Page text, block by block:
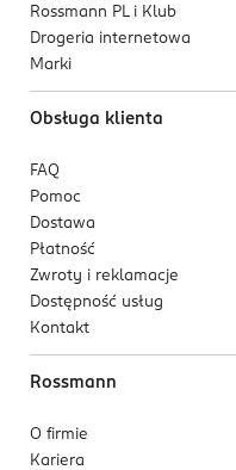
Rossmann PL i Klub
Drogeria internetowa
Marki
Obsługa klienta
FAQ
Pomoc
Dostawa
Płatność
Zwroty i reklamacje
Dostępność usług
Kontakt
Rossmann
O firmie
Kariera